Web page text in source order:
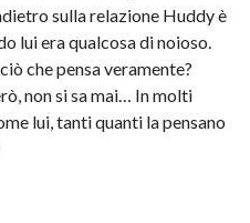
sulla relazione Huddy è
lui era qualcosa di noioso.
che pensa veramente?
non si sa mai… In molti
lui, tanti quanti la pensano